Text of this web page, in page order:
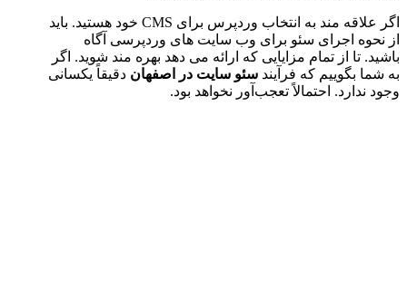
اگر علاقه مند به انتخاب وردپرس برای CMS خود هستید. باید
از نحوه اجرای سئو برای وب سایت های وردپرسی آگاه
باشید. تا از تمام مزایایی که ارائه می دهد بهره مند شوید. اگر
به شما بگوییم که فرآیند سئو سایت در اصفهان دقیقاً یکسانی
وجود ندارد. احتمالاً تعجب‌آور نخواهد بود.